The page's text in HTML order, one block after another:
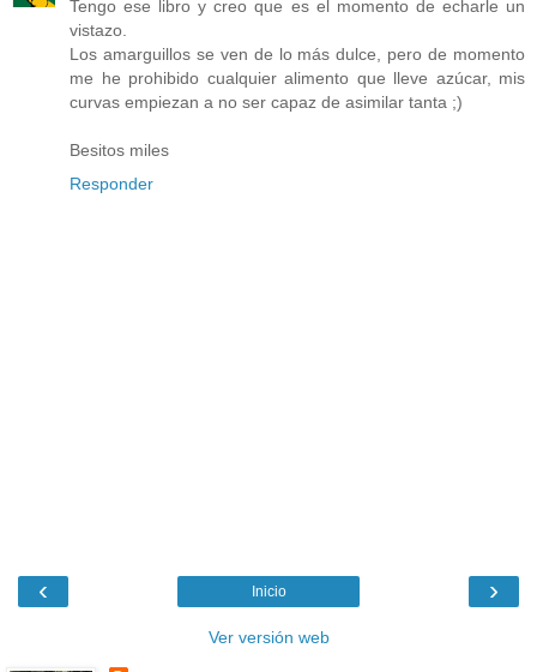
Tengo ese libro y creo que es el momento de echarle un
vistazo.
Los amarguillos se ven de lo más dulce, pero de momento
me he prohibido cualquier alimento que lleve azúcar, mis
curvas empiezan a no ser capaz de asimilar tanta ;)
Besitos miles
Responder
‹ ›
Inicio
Ver versión web